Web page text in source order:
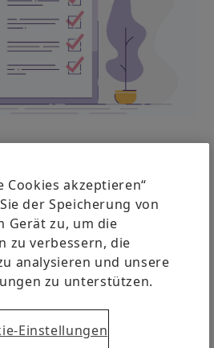
für chronische
Der Name dieser
leitet sich vom lateinischen
auf Deutsch morgiger Tag
nicht auf morgen. Dabei
Cookies akzeptieren“
der Speicherung von
Gerät zu, um die
zu verbessern, die
analysieren und unsere
zu unterstützen.
Einstellungen